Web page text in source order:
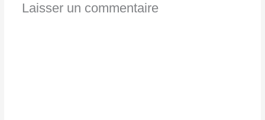
Laisser un commentaire